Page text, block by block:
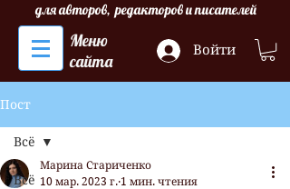
для авторов, редакторов и писателей
Меню
сайта
Войти
Пост
Всё
Всё
Марина Стариченко
10 мар. 2023 г. 1 мин. чтения